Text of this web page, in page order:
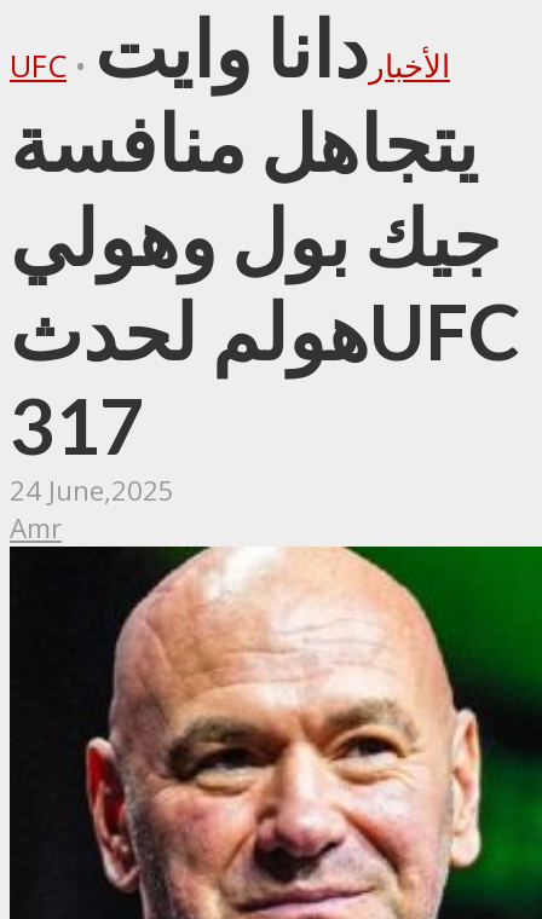
UFC • الأخبار دانا وايت
يتجاهل منافسة
جيك بول وهولي
هولم لحدثUFC
317
24 June,2025
Amr